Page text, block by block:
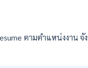
ตามตำแหน่งงาน จั